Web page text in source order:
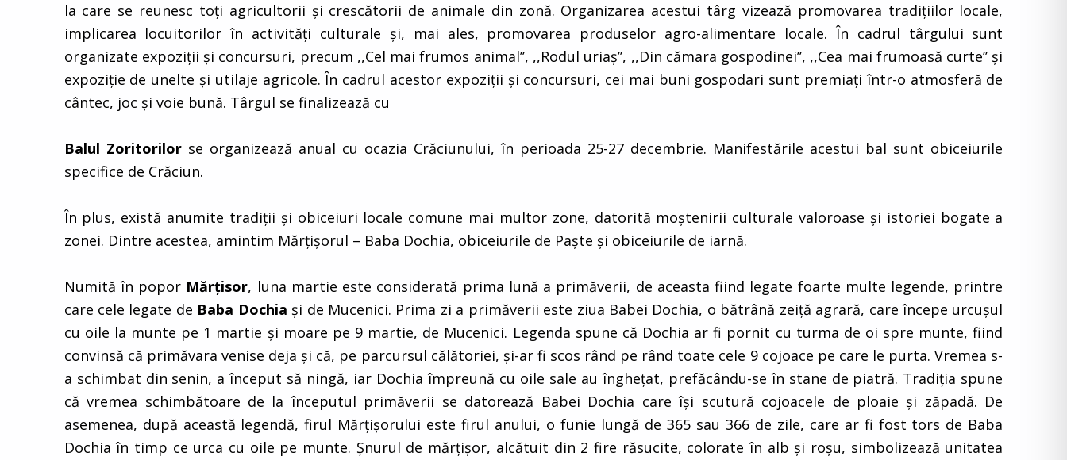
la care se reunesc toţi agricultorii şi crescătorii de animale din zonă. Organizarea acestui târg vizează promovarea tradiţiilor locale,
implicarea locuitorilor în activităţi culturale şi, mai ales, promovarea produselor agro-alimentare locale. În cadrul târgului sunt
organizate expoziţii şi concursuri, precum ,,Cel mai frumos animal’’, ,,Rodul uriaş’’, ,,Din cămara gospodinei’’, ,,Cea mai frumoasă curte’’ şi
expoziţie de unelte şi utilaje agricole. În cadrul acestor expoziţii şi concursuri, cei mai buni gospodari sunt premiaţi într-o atmosferă de
cântec, joc şi voie bună. Târgul se finalizează cu
Balul Zoritorilorse organizează anual cu ocazia Crăciunului, în perioada 25-27 decembrie. Manifestările acestui bal sunt obiceiurile
specifice de Crăciun.
În plus, există anumite tradiţii şi obiceiuri locale comune mai multor zone, datorită moştenirii culturale valoroase şi istoriei bogate a
zonei. Dintre acestea, amintim Mărţişorul – Baba Dochia, obiceiurile de Paşte şi obiceiurile de iarnă.
Numită în popor Mărţisor, luna martie este considerată prima lună a primăverii, de aceasta fiind legate foarte multe legende, printre
care cele legate de Baba Dochia şi de Mucenici. Prima zi a primăverii este ziua Babei Dochia, o bătrână zeiţă agrară, care începe urcuşul
cu oile la munte pe 1 martie şi moare pe 9 martie, de Mucenici. Legenda spune că Dochia ar fi pornit cu turma de oi spre munte, fiind
convinsă că primăvara venise deja şi că, pe parcursul călătoriei, şi-ar fi scos rând pe rând toate cele 9 cojoace pe care le purta. Vremea s-
a schimbat din senin, a început să ningă, iar Dochia împreună cu oile sale au îngheţat, prefăcându-se în stane de piatră. Tradiţia spune
că vremea schimbătoare de la începutul primăverii se datorează Babei Dochia care îşi scutură cojoacele de ploaie şi zăpadă. De
asemenea, după această legendă, firul Mărţişorului este firul anului, o funie lungă de 365 sau 366 de zile, care ar fi fost tors de Baba
Dochia în timp ce urca cu oile pe munte. Şnurul de mărţişor, alcătuit din 2 fire răsucite, colorate în alb şi roşu, simbolizează unitatea